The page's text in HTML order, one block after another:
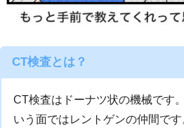
CT検査とは？
CT検査はドーナツ状の機械です
いう面ではレントゲンの仲間で